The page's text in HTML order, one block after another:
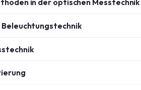
in der optischen Messtechnik
Beleuchtungstechnik